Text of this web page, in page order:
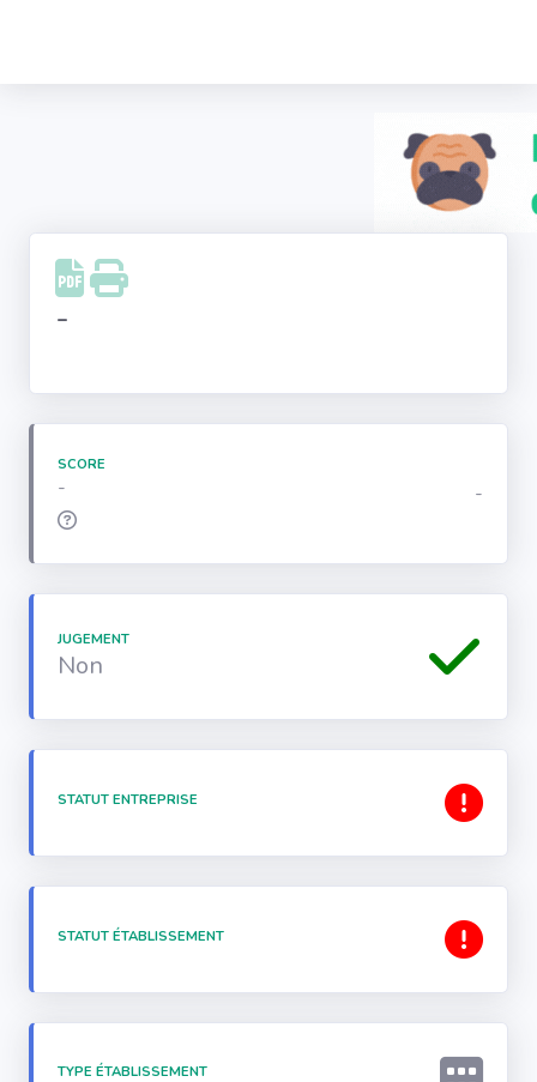
Facebook
Instagram
-
SCORE
- -
JUGEMENT
Non
STATUT ENTREPRISE
STATUT ÉTABLISSEMENT
TYPE ÉTABLISSEMENT